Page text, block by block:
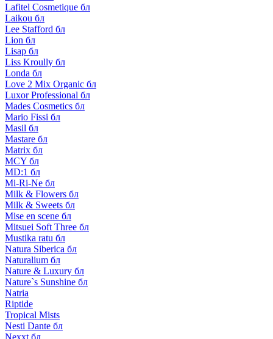
Lafitel Cosmetique бл
Laikou бл
Lee Stafford бл
Lion бл
Lisap бл
Liss Kroully бл
Londa бл
Love 2 Mix Organic бл
Luxor Professional бл
Mades Cosmetics бл
Mario Fissi бл
Masil бл
Mastare бл
Matrix бл
MCY бл
MD:1 бл
Mi-Ri-Ne бл
Milk & Flowers бл
Milk & Sweets бл
Mise en scene бл
Mitsuei Soft Three бл
Mustika ratu бл
Natura Siberica бл
Naturalium бл
Nature & Luxury бл
Nature`s Sunshine бл
Natria
Riptide
Tropical Mists
Nesti Dante бл
Nexxt бл